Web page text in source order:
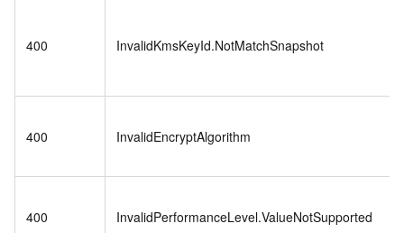
400 InvalidKmsKeyId.NotMatchSnapshot
400 InvalidEncryptAlgorithm
400 InvalidPerformanceLevel.ValueNotSupported